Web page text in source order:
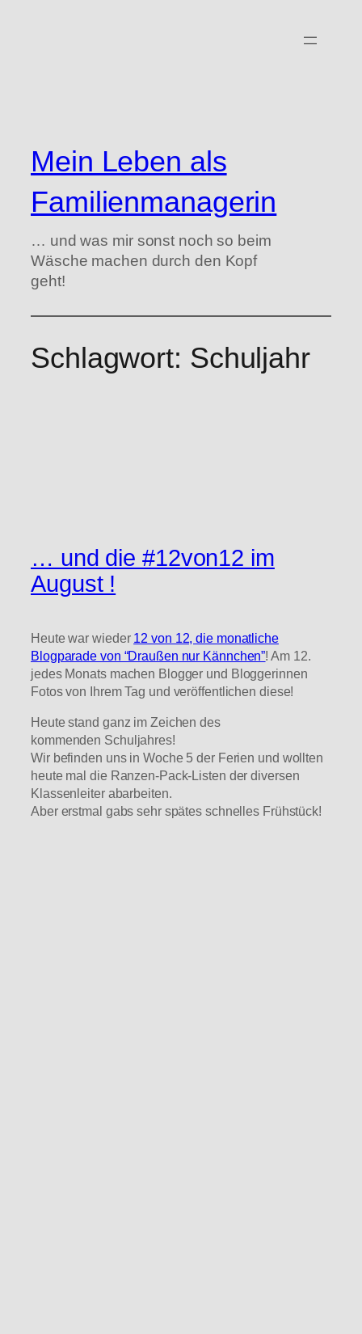
Mein Leben als
Familienmanagerin
… und was mir sonst noch so beim
Wäsche machen durch den Kopf
geht!
Schlagwort: Schuljahr
… und die #12von12 im
August !
Heute war wieder 12 von 12, die monatliche
Blogparade von “Draußen nur Kännchen”! Am 12.
jedes Monats machen Blogger und Bloggerinnen
Fotos von Ihrem Tag und veröffentlichen diese!
Heute stand ganz im Zeichen des
kommenden Schuljahres!
Wir befinden uns in Woche 5 der Ferien und wollten
heute mal die Ranzen-Pack-Listen der diversen
Klassenleiter abarbeiten.
Aber erstmal gabs sehr spätes schnelles Frühstück!